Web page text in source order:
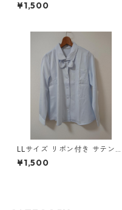
フホワイト KAE-4772
¥1,500
LLサイズ リボン付き サテン調
シャツブラウス サックス ◆KI
Y-1301◆
¥1,500